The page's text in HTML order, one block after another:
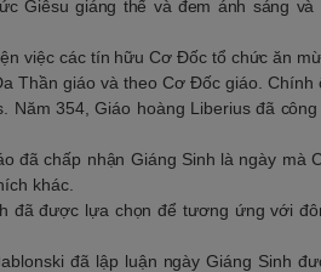
Giêsu giáng thế và đem ánh sáng
việc các tín hữu Cơ Đốc tổ chức ăn
Thần giáo và theo Cơ Đốc giáo.
354, Giáo hoàng Liberius đã
đã chấp nhận Giáng Sinh là ngày
khác.
đã được lựa chọn để tương ứng với
đã lập luận ngày Giáng Sinh